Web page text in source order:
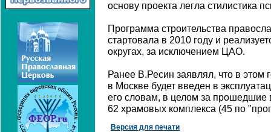
основу проекта легла стилистика
Программа строительства
стартовала в 2010 году и
округах, за исключением ЦАО.
Ранее В.Ресин заявлял, что в этом
в Москве будет введен в
его словам, в целом за прошедшие
62 храмовых комплекса (45 по
Версия для печати